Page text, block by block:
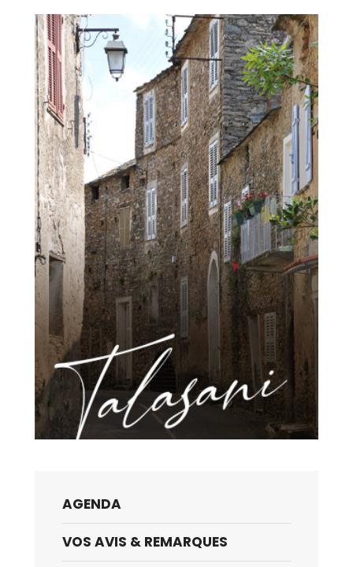
AGENDA
VOS AVIS & REMARQUES